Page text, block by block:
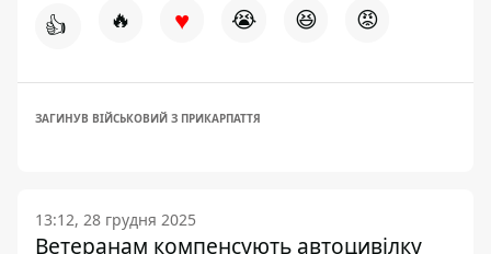
👍 🔥 ♥ 😭 😆 😡
ЗАГИНУВ ВІЙСЬКОВИЙ З ПРИКАРПАТТЯ
13:12, 28 грудня 2025
Ветеранам компенсують автоцивілку